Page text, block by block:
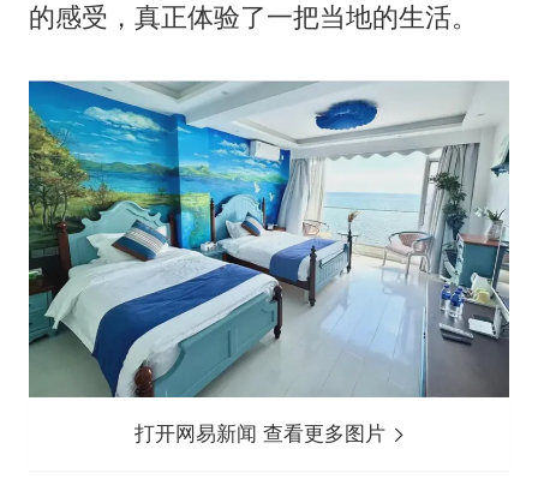
的感受，真正体验了一把当地的生活。
打开网易新闻 查看更多图片